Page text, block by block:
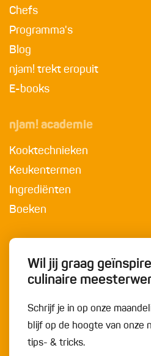
Chefs
Programma's
Blog
njam! trekt eropuit
E-books
njam! academie
Kooktechnieken
Keukentermen
Ingrediënten
Boeken
Wil jij graag
culinaire
Schrijf je in op onze
blijf op de hoogte van onze
tips- & tricks.